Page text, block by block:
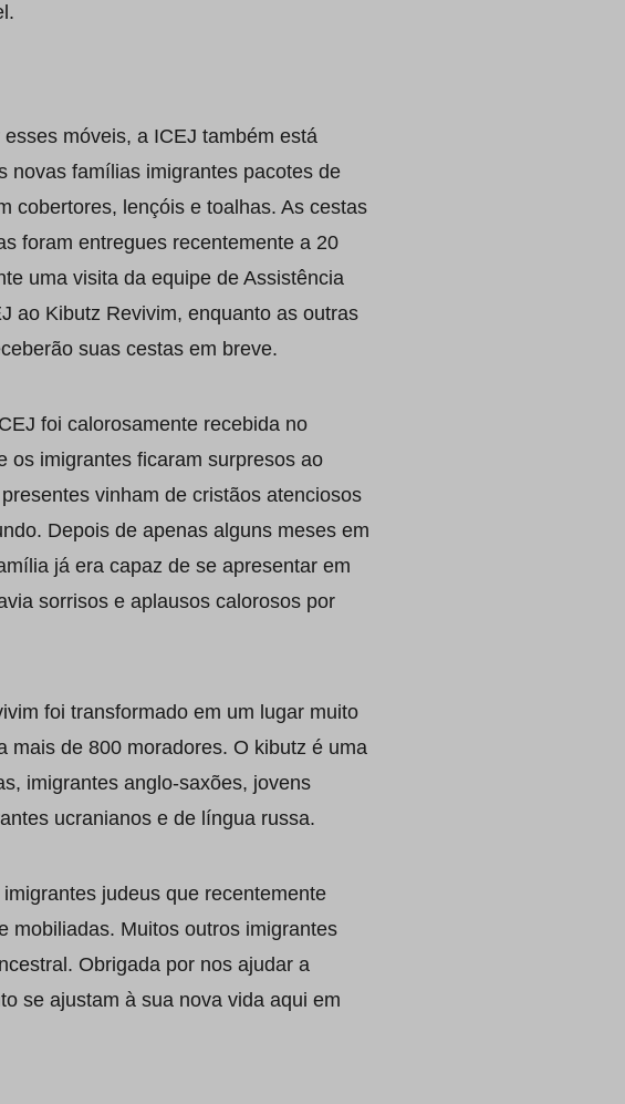
móveis, a ICEJ também está
novas famílias imigrantes pacotes de
cobertores, lençóis e toalhas. As cestas
foram entregues recentemente a 20
uma visita da equipe de Assistência
ao Kibutz Revivim, enquanto as outras
suas cestas em breve.
foi calorosamente recebida no
os imigrantes ficaram surpresos ao
vinham de cristãos atenciosos
Depois de apenas alguns meses em
já era capaz de se apresentar em
sorrisos e aplausos calorosos por
foi transformado em um lugar muito
mais de 800 moradores. O kibutz é uma
imigrantes anglo-saxões, jovens
ucranianos e de língua russa.
judeus que recentemente
mobiliadas. Muitos outros imigrantes
Obrigada por nos ajudar a
se ajustam à sua nova vida aqui em